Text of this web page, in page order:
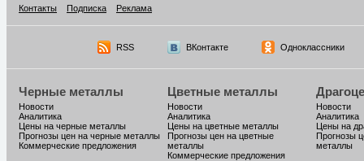
Контакты
Подписка Реклама
RSS ВКонтакте Одноклассники
Черные металлы
Новости
Аналитика
Цены на черные металлы
Прогнозы цен на черные металлы
Коммерческие предложения
Цветные металлы
Новости
Аналитика
Цены на цветные металлы
Прогнозы цен на цветные
металлы
Коммерческие предложения
Новости
Аналитика
Цены на
Прогнозы
металлы